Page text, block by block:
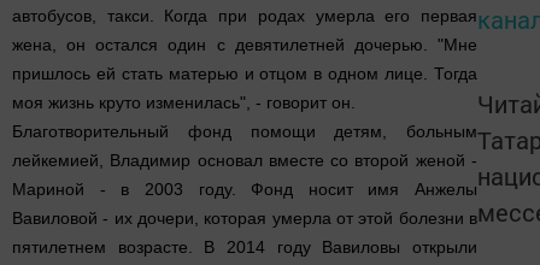
автобусов, такси. Когда при родах умерла его первая
жена, он остался один с девятилетней дочерью. "Мне
пришлось ей стать матерью и отцом в одном лице. Тогда
моя жизнь круто изменилась", - говорит он.
Благотворительный фонд помощи детям, больным
лейкемией, Владимир основал вместе со второй женой -
Мариной - в 2003 году. Фонд носит имя Анжелы
Вавиловой - их дочери, которая умерла от этой болезни в
пятилетнем возрасте. В 2014 году Вавиловы открыли